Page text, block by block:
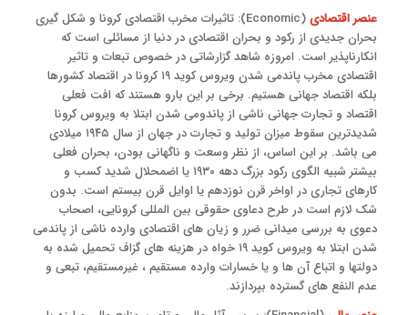
عنصر اقتصادی
(Economic): تاثیرات مخرب اقتصادی کرونا و شکل گیری
بحران جدیدی از رکود و بحران اقتصادی در دنیا از مسائلی است که
انکارناپذیر است. امروزه شاهد گزارشاتی در خصوص تبعات و تاثیر
اقتصادی مخرب پاندمی شدن ویروس کوید ۱۹ کرونا در اقتصاد کشورها
بلکه اقتصاد جهانی هستیم. برخی بر این بارو هستند که افت فعلی
اقتصاد و تجارت جهانی ناشی از پاندومی شدن ابتلا به ویروس کرونا
شدیدترین سقوط میزان تولید و تجارت در جهان از سال ۱۹۴۵ میلادی
می باشد. بر این اساس، از نظر وسعت و ناگهانی بودن، بحران فعلی
بیشتر شبیه الگوی رکود بزرگ دهه ۱۹۳۰ یا اضمحلال شدید کسب و
کارهای تجاری در اواخر قرن نوزدهم یا اوایل قرن بیستم است. بدون
شک لازم است در طرح دعاوی حقوقی بین المللی کرونایی، اصحاب
دعوی به بررسی میدانی ضرر و زیان های اقتصادی وارده ناشی از پاندمی
شدن ابتلا به ویروس کوید ۱۹ خواه در هزینه های گزاف تحمیل شده به
دولتها و اتباع آن ها و یا خسارات وارده مستقیم ، غیرمستقیم، تبعی و
عدم النفع های گسترده بپردازند.